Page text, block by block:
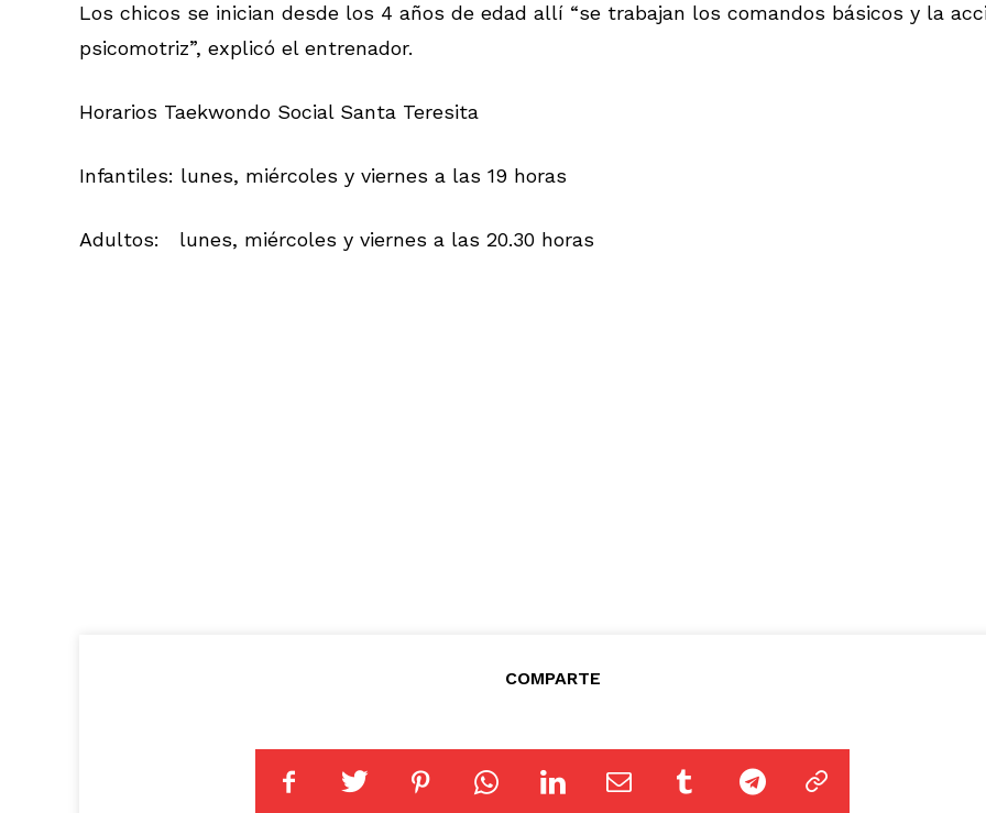
Los chicos se inician desde los 4 años de edad allí “se trabajan los comandos básicos y la
psicomotriz”, explicó el entrenador.
Horarios Taekwondo Social Santa Teresita
Infantiles: lunes, miércoles y viernes a las 19 horas
Adultos: lunes, miércoles y viernes a las 20.30 horas
COMPARTE